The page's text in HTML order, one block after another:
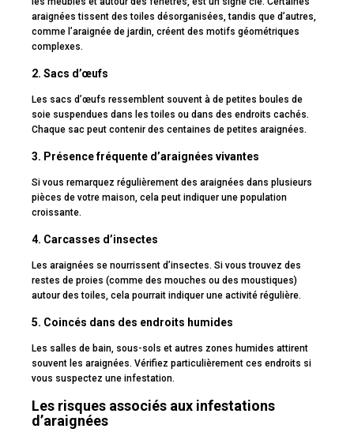
araignées tissent des toiles désorganisées, tandis que d’autres,
comme l’araignée de jardin, créent des motifs géométriques
complexes.
2. Sacs d’œufs
Les sacs d’œufs ressemblent souvent à de petites boules de
soie suspendues dans les toiles ou dans des endroits cachés.
Chaque sac peut contenir des centaines de petites araignées.
3. Présence fréquente d’araignées vivantes
Si vous remarquez régulièrement des araignées dans plusieurs
pièces de votre maison, cela peut indiquer une population
croissante.
4. Carcasses d’insectes
Les araignées se nourrissent d’insectes. Si vous trouvez des
restes de proies (comme des mouches ou des moustiques)
autour des toiles, cela pourrait indiquer une activité régulière.
5. Coincés dans des endroits humides
Les salles de bain, sous-sols et autres zones humides attirent
souvent les araignées. Vérifiez particulièrement ces endroits si
vous suspectez une infestation.
Les risques associés aux infestations
d’araignées